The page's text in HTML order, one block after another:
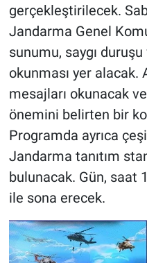
gerçekleştirilecek.
Jandarma Genel
sunumu, saygı
okunması yer alacak.
mesajları okunacak
önemini belirten bir
Programda ayrıca
Jandarma tanıtım
bulunacak. Gün, saat
ile sona erecek.